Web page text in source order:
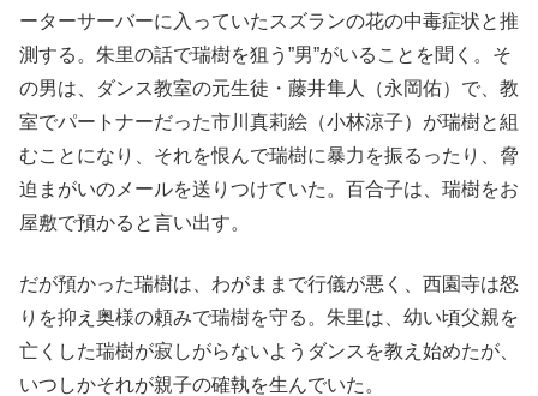
ーターサーバーに入っていたスズランの花の中毒症状と推
測する。朱里の話で瑞樹を狙う”男”がいることを聞く。そ
の男は、ダンス教室の元生徒・藤井隼人（永岡佑）で、教
室でパートナーだった市川真莉絵（小林涼子）が瑞樹と組
むことになり、それを恨んで瑞樹に暴力を振るったり、脅
迫まがいのメールを送りつけていた。百合子は、瑞樹をお
屋敷で預かると言い出す。
だが預かった瑞樹は、わがままで行儀が悪く、西園寺は怒
りを抑え奥様の頼みで瑞樹を守る。朱里は、幼い頃父親を
亡くした瑞樹が寂しがらないようダンスを教え始めたが、
いつしかそれが親子の確執を生んでいた。